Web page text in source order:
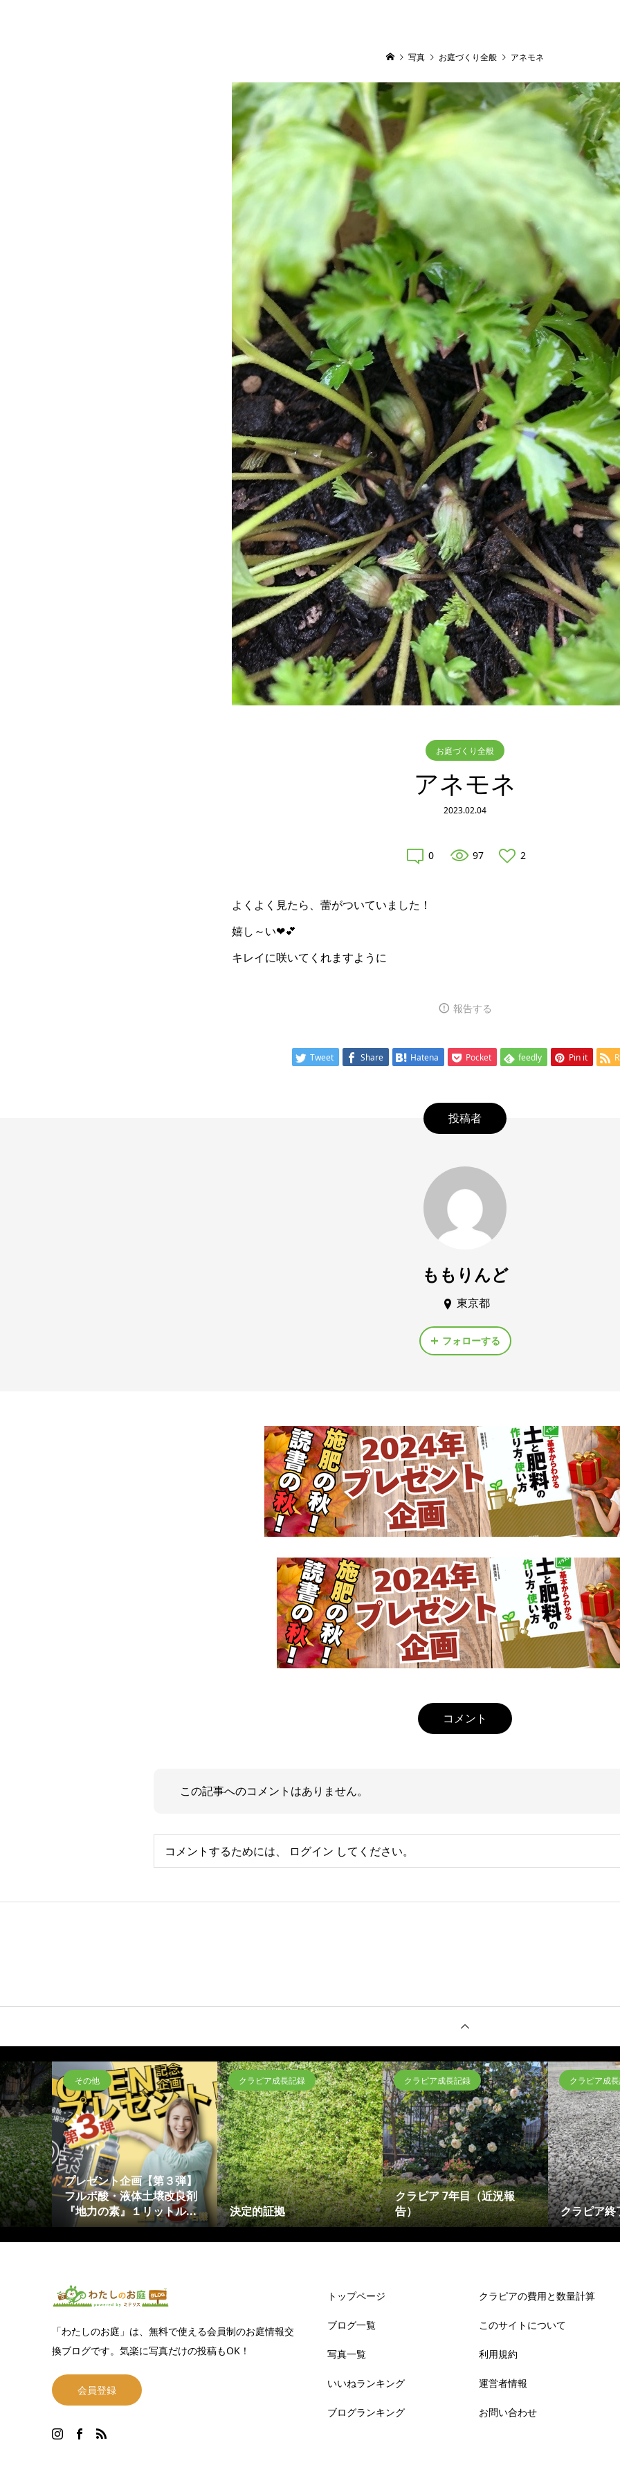
写真 お庭づくり全般 アネモネ
お庭づくり全般
アネモネ
2023.02.04
0 97 2
よくよく見たら、蕾がついていました！
嬉し～い❤💕
キレイに咲いてくれますように
報告する
Tweet Share Hatena Pocket feedly Pin it
投稿者
ももりんど
東京都
フォローする
コメント
この記事へのコメントはありません。
コメントするためには、 ログイン してください。
その他
プレゼント企画【第３弾】
フルボ酸・液体土壌改良剤
『地力の素』１リットル...
クラピア成長記録
決定的証拠
クラピア成長記録
クラピア 7年目（近況報
告）
クラピア成
クラピア終
「わたしのお庭」は、無料で使える会員制のお庭情報交
換ブログです。気楽に写真だけの投稿もOK！
会員登録
トップページ
ブログ一覧
写真一覧
いいねランキング
ブログランキング
クラピアの費用と数量計算
このサイトについて
利用規約
運営者情報
お問い合わせ